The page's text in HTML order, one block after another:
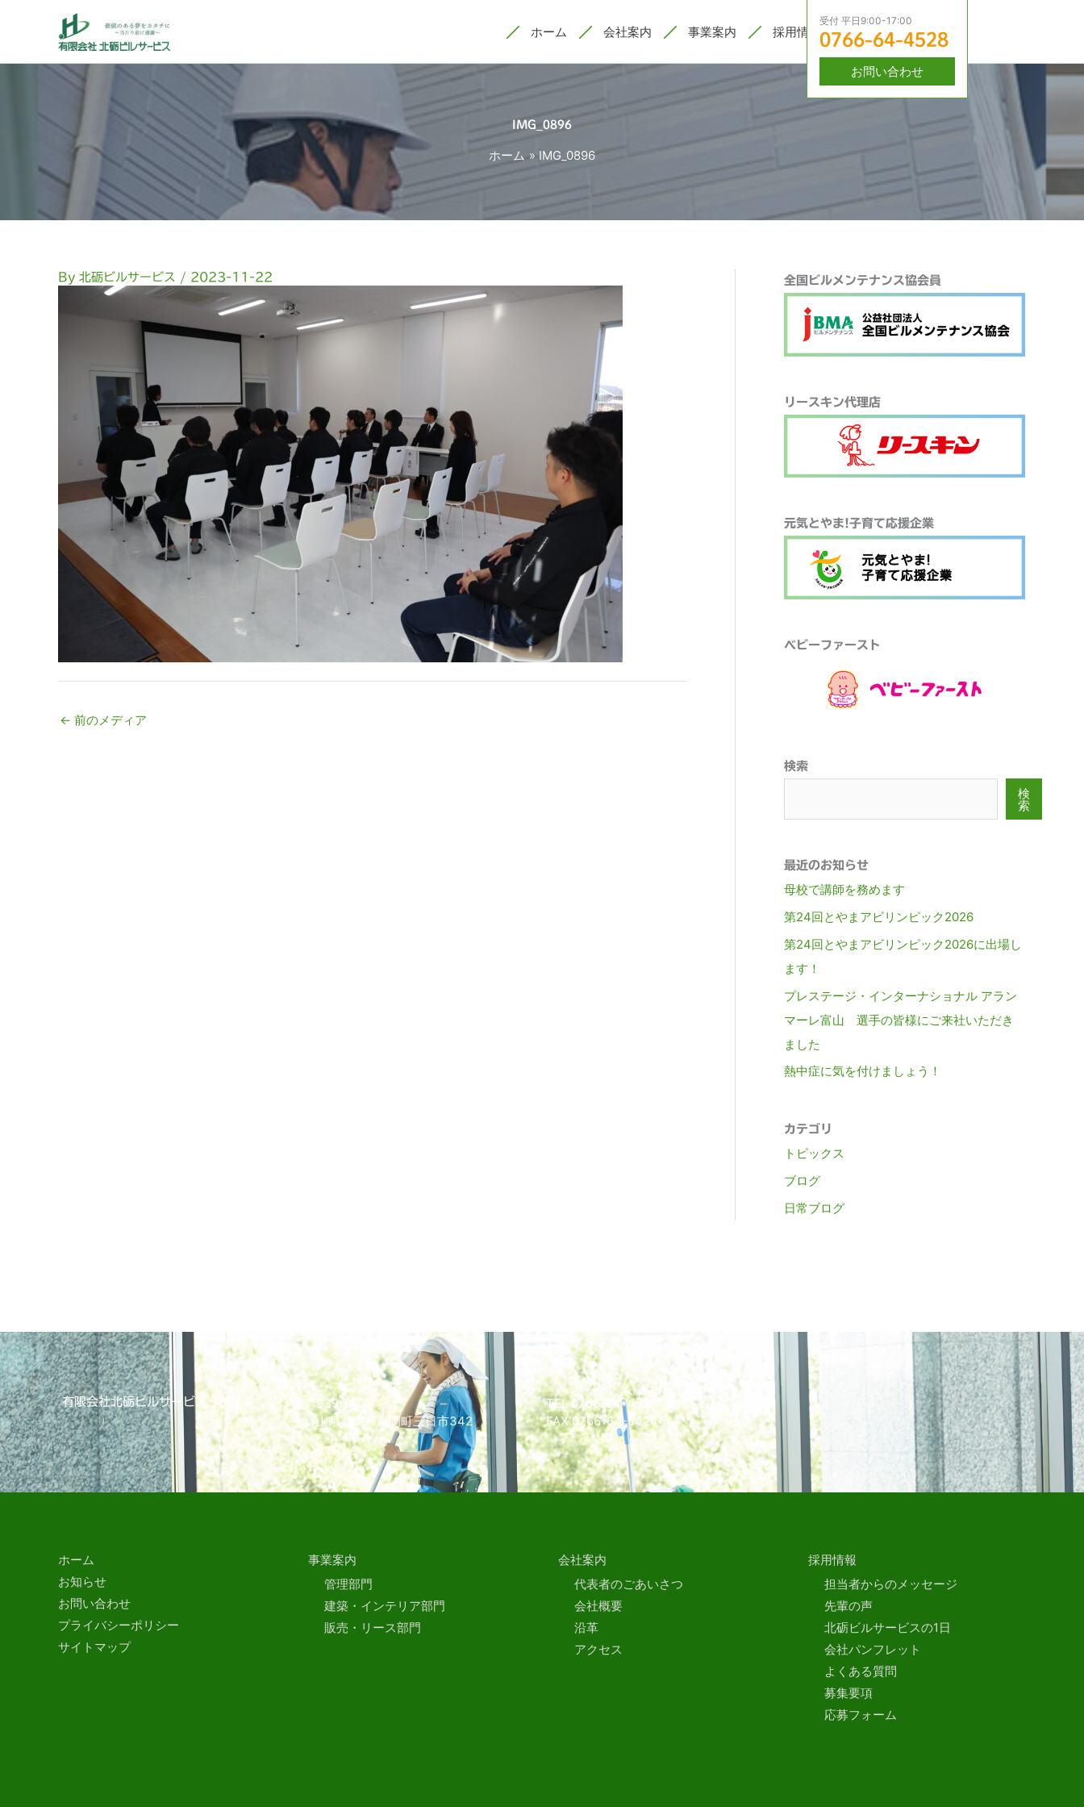
受付 平日9:00-17:00
0766-64-4528
お問い合わせ
ホーム 会社案内 事業案内 採用情報
IMG_0896
ホーム IMG_0896
By 北砺ビルサービス / 2023-11-22
← 前のメディア
全国ビルメンテナンス協会員
リースキン代理店
元気とやま!子育て応援企業
ベビーファースト
検索
検
検
索
最近のお知らせ
母校で講師を務めます
第24回とやまアビリンピック2026
第24回とやまアビリンピック2026に出場し
ます！
プレステージ・インターナショナル アラン
マーレ富山 選手の皆様にご来社いただき
ました
熱中症に気を付けましょう！
カテゴリ
トピックス
ブログ
日常ブログ
有限会社北砺ビルサービス
〒939-0102
富山県高岡市福岡町三日市342
TEL 0766-64-4528
FAX 0766-64-5424
ホーム
お知らせ
お問い合わせ
プライバシーポリシー
サイトマップ
事業案内
管理部門
建築・インテリア部門
販売・リース部門
会社案内
代表者のごあいさつ
会社概要
沿革
アクセス
採用情報
担当者からのメッセージ
先輩の声
北砺ビルサービスの1日
会社パンフレット
よくある質問
募集要項
応募フォーム